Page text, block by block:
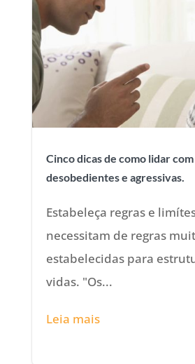
Cinco dicas de como lidar
desobedientes e agressivas.
Estabeleça regras e
necessitam de regras
estabelecidas para
vidas. "Os...
Leia mais